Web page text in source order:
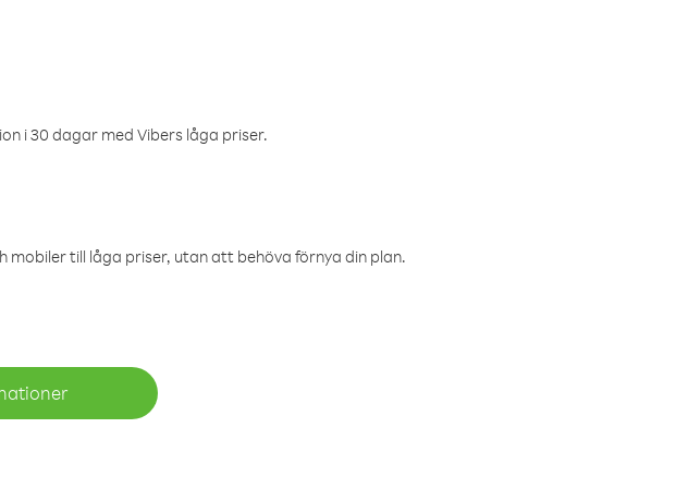
i 30 dagar med Vibers låga priser.
till låga priser, utan att behöva förnya din plan.